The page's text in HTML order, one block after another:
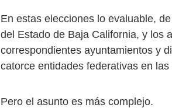
En estas elecciones lo evaluable,
del Estado de Baja California, y los
correspondientes ayuntamientos y
catorce entidades federativas en
Pero el asunto es más complejo.